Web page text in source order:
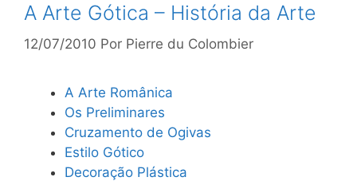
A Arte Gótica – História da Arte
12/07/2010 Por Pierre du Colombier
A Arte Românica
Os Preliminares
Cruzamento de Ogivas
Estilo Gótico
Decoração Plástica